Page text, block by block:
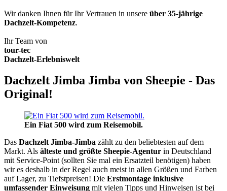
Wir danken Ihnen für Ihr Vertrauen in unsere über 35-jährige
Dachzelt-Kompetenz.
Ihr Team von
tour-tec
Dachzelt-Erlebniswelt
Dachzelt Jimba Jimba von Sheepie - Das
Original!
Ein Fiat 500 wird zum Reisemobil.
Das Dachzelt Jimba-Jimba zählt zu den beliebtesten auf dem
Markt. Als älteste und größte Sheepie-Agentur in Deutschland
mit Service-Point (sollten Sie mal ein Ersatzteil benötigen) haben
wir es deshalb in der Regel auch meist in allen Größen und Farben
auf Lager, zu Tiefstpreisen! Die Erstmontage inklusive
umfassender Einweisung mit vielen Tipps und Hinweisen ist bei